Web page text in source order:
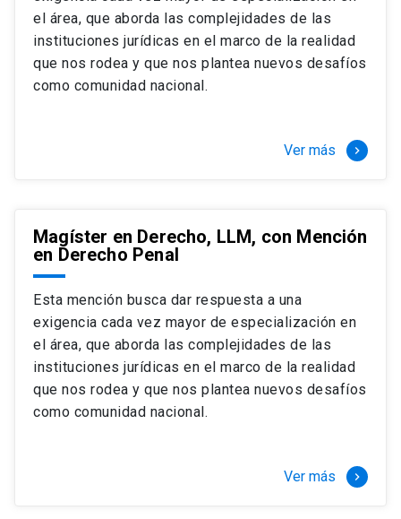
el área, que aborda las complejidades de las
instituciones jurídicas en el marco de la realidad
que nos rodea y que nos plantea nuevos desafíos
como comunidad nacional.
Ver más keyboard_arrow_right
Magíster en Derecho, LLM, con Mención
en Derecho Penal
Esta mención busca dar respuesta a una
exigencia cada vez mayor de especialización en
el área, que aborda las complejidades de las
instituciones jurídicas en el marco de la realidad
que nos rodea y que nos plantea nuevos desafíos
como comunidad nacional.
Ver más keyboard_arrow_right